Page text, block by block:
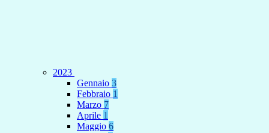
2023
Gennaio 3
Febbraio 1
Marzo 7
Aprile 1
Maggio 6